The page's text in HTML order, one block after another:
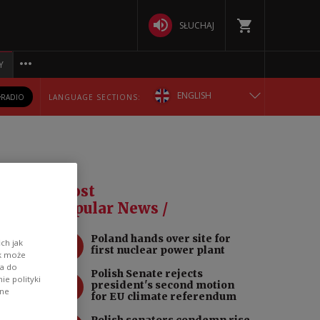
SŁUCHAJ
RADIO LANGUAGE SECTIONS: ENGLISH
РУССКИЙ
УКРАЇНСЬКА
Most
Popular News /
Poland hands over site for
first nuclear power plant
Polish Senate rejects
president's second motion
for EU climate referendum
jak
może
do
polityki